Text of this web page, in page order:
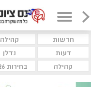
חדשות קהילה
דעות
נדלן
קהילה
בחירות 2026